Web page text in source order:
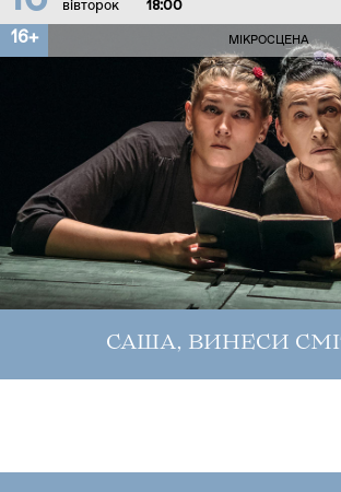
вівторок
18:00
16+ МІКРОСЦЕНА
САША, ВИНЕСИ